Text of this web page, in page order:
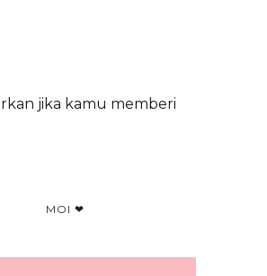
jika kamu memberi
MOI ❤